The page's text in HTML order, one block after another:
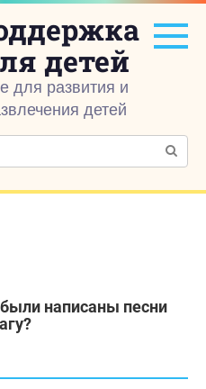
детей
для развития и
детей
написаны песни